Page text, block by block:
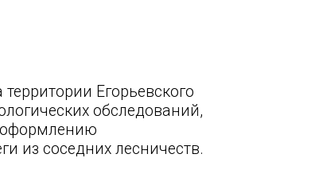
Егорьевского
обследований,
оформлению
из соседних лесничеств.